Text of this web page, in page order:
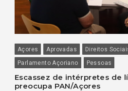
Açores Aprovadas Direitos
Parlamento Açoriano
Pessoas
Escassez de intérpretes de
preocupa PAN/Açores